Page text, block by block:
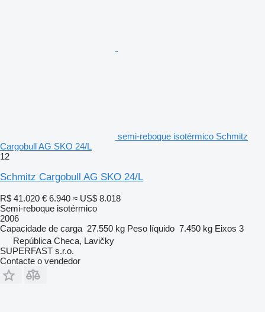
semi-reboque isotérmico Schmitz
Cargobull AG SKO 24/L
12
Schmitz Cargobull AG SKO 24/L
R$ 41.020 € 6.940 ≈ US$ 8.018
Semi-reboque isotérmico
2006
Capacidade de carga 27.550 kg Peso líquido 7.450 kg Eixos 3
República Checa, Lavičky
SUPERFAST s.r.o.
Contacte o vendedor